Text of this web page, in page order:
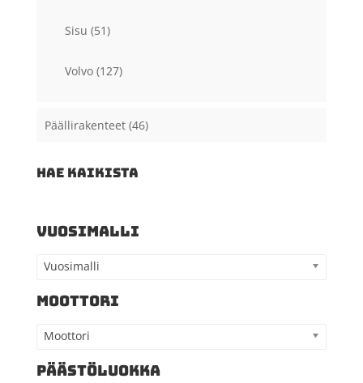
Sisu (51)
Volvo (127)
Päällirakenteet (46)
HAE KAIKISTA
VUOSIMALLI
Vuosimalli
MOOTTORI
Moottori
PÄÄSTÖLUOKKA